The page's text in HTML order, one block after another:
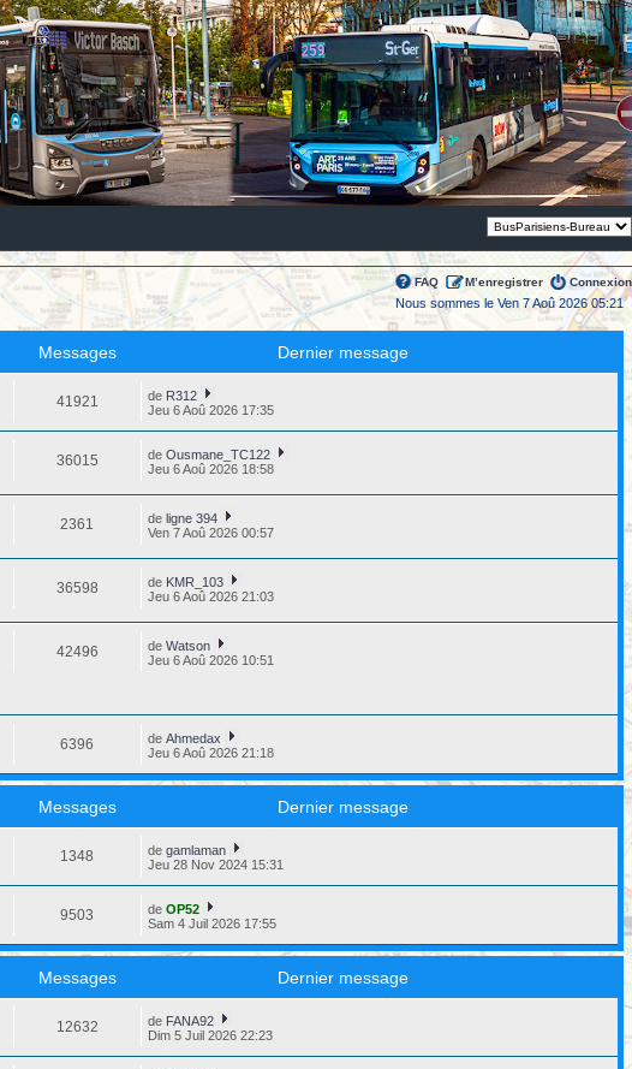
FAQ M’enregistrer Connexion
Nous sommes le Ven 7 Aoû 2026 05:21
Messages Dernier message
41921 de R312
Jeu 6 Aoû 2026 17:35
36015 deOusmane_TC122
Jeu 6 Aoû 2026 18:58
2361 deligne 394
Ven 7 Aoû 2026 00:57
36598 de KMR_103
Jeu 6 Aoû 2026 21:03
42496 deWatson
Jeu 6 Aoû 2026 10:51
6396 deAhmedax
Jeu 6 Aoû 2026 21:18
Messages Dernier message
1348 degamlaman
Jeu 28 Nov 2024 15:31
9503 deOP52
Sam 4 Juil 2026 17:55
Messages Dernier message
12632 de FANA92
Dim 5 Juil 2026 22:23